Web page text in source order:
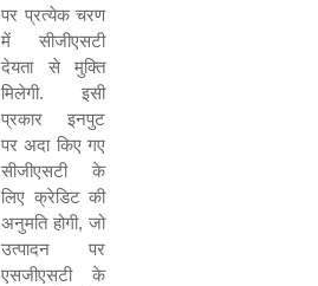
पर प्रत्येक चरण
में सीजीएसटी
देयता से मुक्ति
मिलेगी. इसी
प्रकार इनपुट
पर अदा किए गए
सीजीएसटी के
लिए क्रेडिट की
अनुमति होगी, जो
उत्पादन पर
एसजीएसटी के